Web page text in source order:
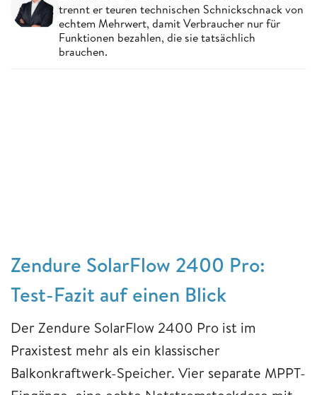
trennt er teuren technischen Schnickschnack von
echtem Mehrwert, damit Verbraucher nur für
Funktionen bezahlen, die sie tatsächlich
brauchen.
Zendure SolarFlow 2400 Pro:
Test-Fazit auf einen Blick
Der Zendure SolarFlow 2400 Pro ist im
Praxistest mehr als ein klassischer
Balkonkraftwerk-Speicher. Vier separate MPPT-